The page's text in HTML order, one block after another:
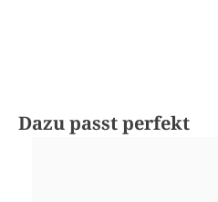
Produktgalerie überspringen
Dazu passt perfekt